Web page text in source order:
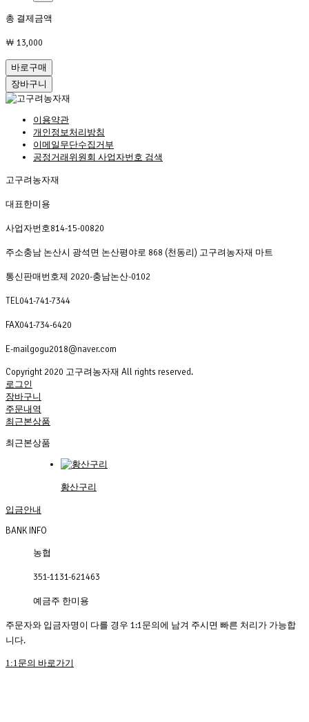
총 결제금액
￦ 13,000
바로구매
장바구니
이용약관
개인정보처리방침
이메일무단수집거부
공정거래위원회 사업자번호 검색
고구려농자재
대표한미용
사업자번호814-15-00820
주소충남 논산시 광석면 논산평야로 868 (천동리) 고구려농자재 마트
통신판매번호제 2020-충남논산-0102
TEL041-741-7344
FAX041-734-6420
E-mailgogu2018@naver.com
Copyright 2020 고구려농자재 All rights reserved.
로그인
장바구니
주문내역
최근본상품
최근본상품
황산구리
입금안내
BANK INFO
농협
351-1131-621463
예금주 한미용
주문자와 입금자명이 다를 경우 1:1문의에 남겨 주시면 빠른 처리가 가능합
니다.
1:1문의 바로가기